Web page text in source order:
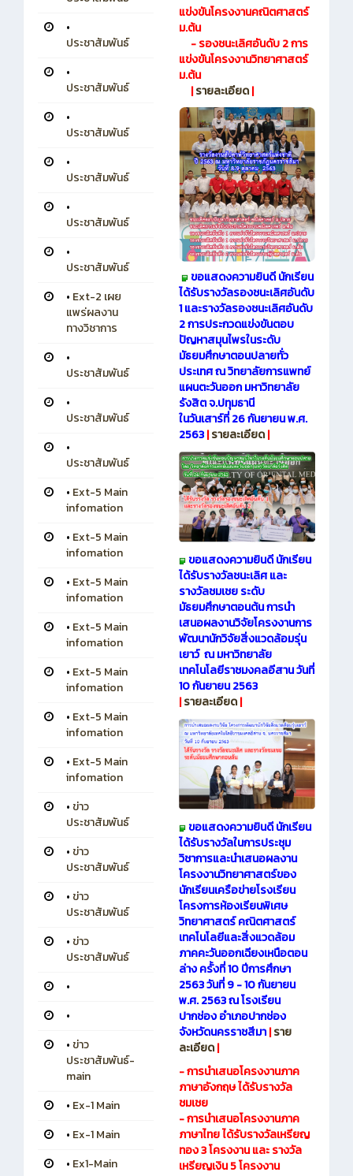
•
ประชาสัมพันธ์
•
ประชาสัมพันธ์
•
ประชาสัมพันธ์
•
ประชาสัมพันธ์
•
ประชาสัมพันธ์
•
ประชาสัมพันธ์
• Ext-2 เผย
แพร่ผลงาน
ทางวิชาการ
•
ประชาสัมพันธ์
•
ประชาสัมพันธ์
•
ประชาสัมพันธ์
• Ext-5 Main
infomation
• Ext-5 Main
infomation
• Ext-5 Main
infomation
• Ext-5 Main
infomation
• Ext-5 Main
infomation
• Ext-5 Main
infomation
• Ext-5 Main
infomation
• ข่าว
ประชาสัมพันธ์
• ข่าว
ประชาสัมพันธ์
• ข่าว
ประชาสัมพันธ์
• ข่าว
ประชาสัมพันธ์
•
•
• ข่าว
ประชาสัมพันธ์-
main
• Ex-1 Main
• Ex-1 Main
• Ex1-Main
แข่งขันโครงงานคณิตศาสตร์
ม.ต้น
- รองชนะเลิศอันดับ 2 การ
แข่งขันโครงงานวิทยาศาสตร์
ม.ต้น
|รายละเอียด|
ขอแสดงความยินดี นักเรียน
ได้รับรางวัลรองชนะเลิศอันดับ
1 และรางวัลรองชนะเลิศอันดับ
2 การประกวดแข่งขันตอบ
ปัญหาสมุนไพรในระดับ
มัธยมศึกษาตอนปลายทั่ว
ประเทศ ณ วิทยาลัยการแพทย์
แผนตะวันออก มหาวิทยาลัย
รังสิต จ.ปทุมธานี
ในวันเสาร์ที่ 26 กันยายน พ.ศ.
2563|รายละเอียด|
ขอแสดงความยินดี นักเรียน
ได้รับรางวัลชนะเลิศ และ
รางวัลชมเชย ระดับ
มัธยมศึกษาตอนต้น การนำ
เสนอผลงานวิจัยโครงงานการ
พัฒนานักวิจัยสิ่งแวดล้อมรุ่น
เยาว์ ณ มหาวิทยาลัย
เทคโนโลยีราชมงคลอีสาน วันที่
10 กันยายน 2563
|รายละเอียด|
ขอแสดงความยินดี นักเรียน
ได้รับรางวัลในการประชุม
วิชาการและนำเสนอผลงาน
โครงงานวิทยาศาสตร์ของ
นักเรียนเครือข่ายโรงเรียน
โครงการห้องเรียนพิเศษ
วิทยาศาสตร์ คณิตศาสตร์
เทคโนโลยีและสิ่งแวดล้อม
ภาคคะวันออกเฉียงเหนือตอน
ล่าง ครั้งที่ 10 ปีการศึกษา
2563 วันที่ 9 - 10 กันยายน
พ.ศ. 2563 ณ โรงเรียน
ปากช่อง อำเภอปากช่อง
จังหวัดนครราชสีมา|ราย
ละเอียด|
- การนำเสนอโครงงานภาค
ภาษาอังกฤษ ได้รับรางวัล
ชมเชย
- การนำเสนอโครงงานภาค
ภาษาไทย ได้รับรางวัลเหรียญ
ทอง 3 โครงงาน และ รางวัล
เหรียญเงิน 5 โครงงาน